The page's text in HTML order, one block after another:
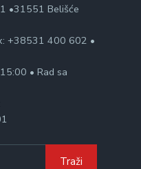
•31551 Belišće
+38531 400 602 •
• Rad sa
Traži